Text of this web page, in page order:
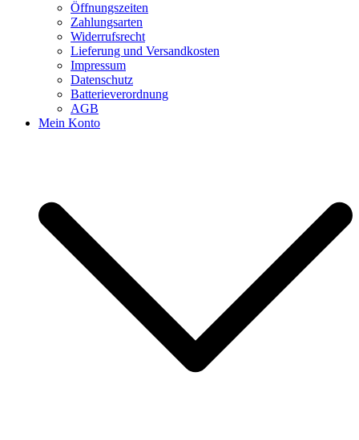
Öffnungszeiten
Zahlungsarten
Widerrufsrecht
Lieferung und Versandkosten
Impressum
Datenschutz
Batterieverordnung
AGB
Mein Konto